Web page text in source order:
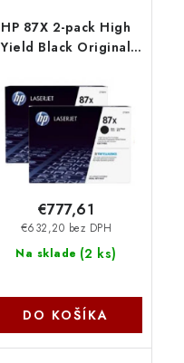
HP 87X 2-pack High
Yield Black Original
Cartridges (CF287XD)
(18,000 / 18,000
pages)
Na sklade (2 ks)
€632,20 bez DPH
€777,61
DO KOŠÍKA